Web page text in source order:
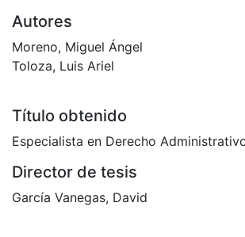
Autores
Moreno, Miguel Ángel
Toloza, Luis Ariel
Título obtenido
Especialista en Derecho
Director de tesis
García Vanegas, David